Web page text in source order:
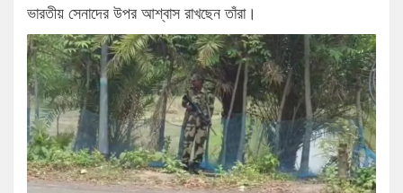
ভারতীয় সেনাদের উপর আশ্বাস রাখছেন তাঁরা।